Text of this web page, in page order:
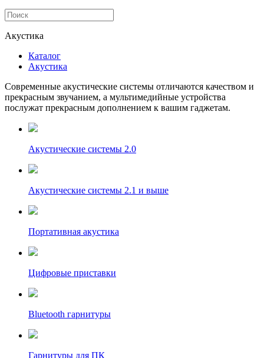
Акустика
Каталог
Акустика
Современные акустические системы отличаются качеством и
прекрасным звучанием, а мультимедийные устройства
послужат прекрасным дополнением к вашим гаджетам.
Акустические системы 2.0
Акустические системы 2.1 и выше
Портативная акустика
Цифровые приставки
Bluetooth гарнитуры
Гарнитуры для ПК